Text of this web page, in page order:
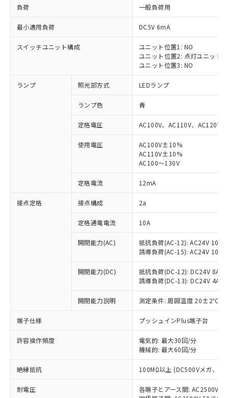
負荷 一般負荷用
最小適用負荷 DC5V 6mA
スイッチユニット構成
ユニット位置1: NO
ユニット位置2: 点灯ユニット
ユニット位置3: NO
ランプ 照光部方式 LEDランプ
ランプ色 青
定格電圧 AC100V、AC110V、AC120V
使用電圧
AC100V±10%
AC110V±10%
AC100～130V
定格電流 12mA
接点定格 接点構成 2a
定格通電電流 10A
開閉能力(AC)
抵抗負荷(AC-12): AC24V 10A/
誘導負荷(AC-15): AC24V
開閉能力(DC)
抵抗負荷(DC-12): DC24V 8A/
誘導負荷(DC-13): DC24V 4A/
開閉能力説明 測定条件: 周囲温度 20±2℃、
端子仕様 プッシュインPlus端子台
許容操作頻度
電気的: 最大30回/分
機械的: 最大60回/分
絶縁抵抗 100MΩ以上 (DC500Vメガ、点
耐電圧
各端子とアース間: AC2500V
ご利用条件
以下の条件をお読みいただき、同意のうえ
本サービスは、当社制御機器事業取扱
商品の当社在庫状況および標準価格
(税抜)を提供させていただくもので
当社制御機器事業取扱商品の中には、
本サービスの対象外となる商品もある
ことをご了承ください。
在庫状況および標準価格照会結果は、
記載している更新日時点での社内デー
タに基づき作成されるものであり、閲
準価格とは異なる場合があることをご
対応済み：EU RoHS指令（10物質）の
非含有に対応した製品が提供可能な商品で
対応予定：EU RoHS指令（10物質）の非含
有に対応した製品に切り替える予定のある
対応予定なし：EU RoHS指令（10物質）の
非含有に非対応の商品で、対応品を出す予
調査・確認中：EU RoHS指令（10物質）の
非含有の対応状況を調査中または確認中の
非該当品：ライセンス料など無形物で、有
害物質有無と関係のない商品です。
仕入先様の事情により、非含有部品として
いたものが、含有品と判明した場合などや
むを得ず変更することがあります。
*EU RoHS指令（10物質）：
鉛(Pb) 1000ppm以下、 水銀(Hg) 1000ppm以下、 カド
六価クロム(Cr(Ⅵ)) 1000ppm以下、ポリ臭化ビフェニル
「○」：最大均質材料含有率が中国RoHSの
基準値以下であることを示します。
「×」：最大均質材料含有率が中国RoHSの
基準値を超えていることを示します。
「－」：未確認です。当社販売部門へお問
当社は、これら貴社製品のうち、外国
為替および外国貿易法に定める商品
（以下｢規制貨物等」という）を輸出
または国外への提供する場合は、日本
国政府の輸出許可(または役務取引許
可)を取得するなどの必要な手続きを